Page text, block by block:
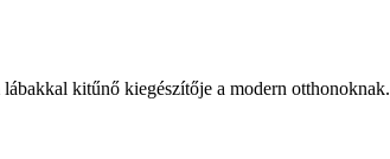
kitűnő kiegészítője a modern otthonoknak.